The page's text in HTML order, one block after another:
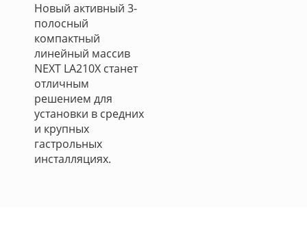
Новый активный 3-
полосный
компактный
линейный массив
NEXT LA210X станет
отличным
решением для
установки в средних
и крупных
гастрольных
инсталляциях.